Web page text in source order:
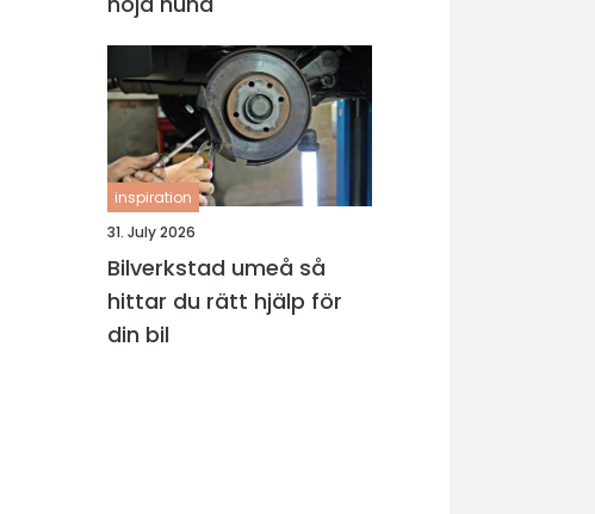
inspiration
31. July 2026
Bilverkstad umeå så
hittar du rätt hjälp för
din bil